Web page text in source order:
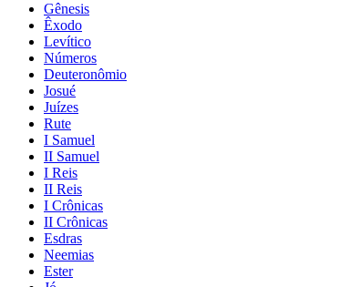
Gênesis
Êxodo
Levítico
Números
Deuteronômio
Josué
Juízes
Rute
I Samuel
II Samuel
I Reis
II Reis
I Crônicas
II Crônicas
Esdras
Neemias
Ester